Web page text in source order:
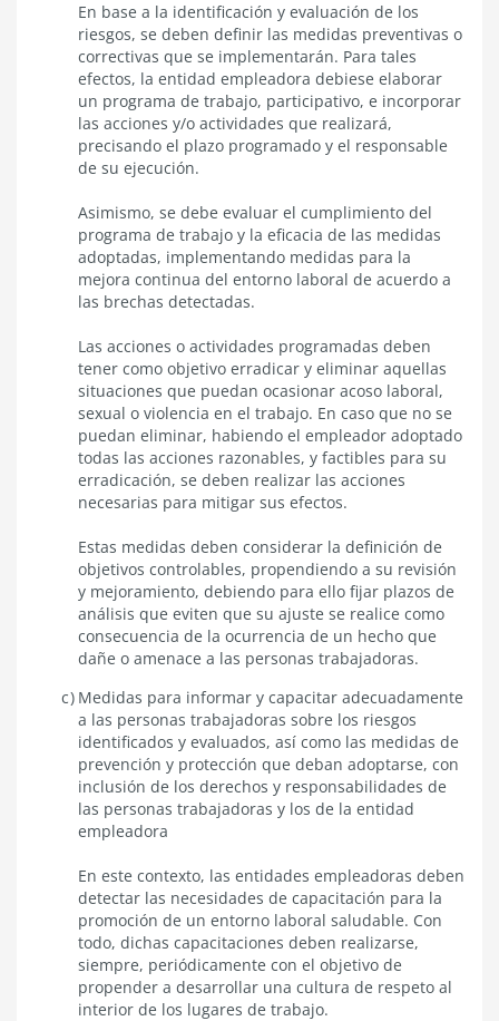
En base a la identificación y evaluación de los
riesgos, se deben definir las medidas preventivas o
correctivas que se implementarán. Para tales
efectos, la entidad empleadora debiese elaborar
un programa de trabajo, participativo, e incorporar
las acciones y/o actividades que realizará,
precisando el plazo programado y el responsable
de su ejecución.
Asimismo, se debe evaluar el cumplimiento del
programa de trabajo y la eficacia de las medidas
adoptadas, implementando medidas para la
mejora continua del entorno laboral de acuerdo a
las brechas detectadas.
Las acciones o actividades programadas deben
tener como objetivo erradicar y eliminar aquellas
situaciones que puedan ocasionar acoso laboral,
sexual o violencia en el trabajo. En caso que no se
puedan eliminar, habiendo el empleador adoptado
todas las acciones razonables, y factibles para su
erradicación, se deben realizar las acciones
necesarias para mitigar sus efectos.
Estas medidas deben considerar la definición de
objetivos controlables, propendiendo a su revisión
y mejoramiento, debiendo para ello fijar plazos de
análisis que eviten que su ajuste se realice como
consecuencia de la ocurrencia de un hecho que
dañe o amenace a las personas trabajadoras.
Medidas para informar y capacitar adecuadamente
a las personas trabajadoras sobre los riesgos
identificados y evaluados, así como las medidas de
prevención y protección que deban adoptarse, con
inclusión de los derechos y responsabilidades de
las personas trabajadoras y los de la entidad
empleadora
En este contexto, las entidades empleadoras deben
detectar las necesidades de capacitación para la
promoción de un entorno laboral saludable. Con
todo, dichas capacitaciones deben realizarse,
siempre, periódicamente con el objetivo de
propender a desarrollar una cultura de respeto al
interior de los lugares de trabajo.